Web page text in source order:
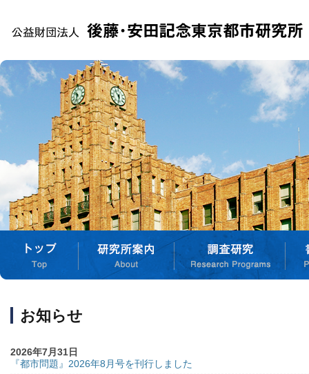
お知らせ
2026年7月31日
『都市問題』2026年8月号を刊行しました